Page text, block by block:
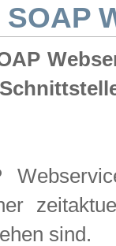
SOAP
sind.